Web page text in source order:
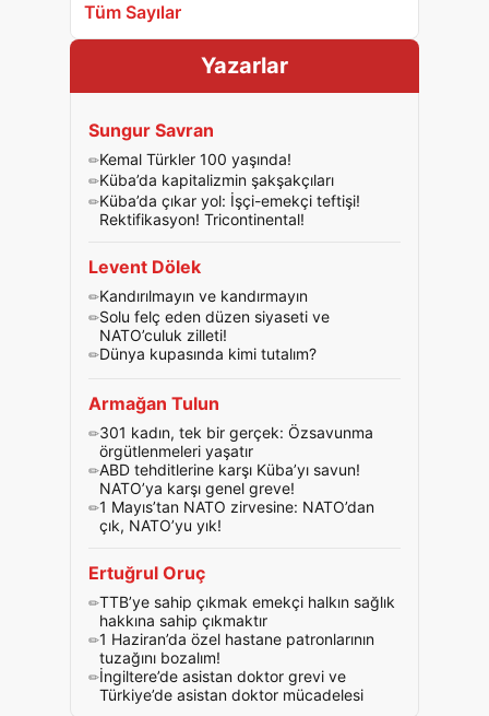
Tüm Sayılar
Yazarlar
Sungur Savran
Kemal Türkler 100 yaşında!
Küba’da kapitalizmin şakşakçıları
Küba’da çıkar yol: İşçi-emekçi teftişi!
Rektifikasyon! Tricontinental!
Levent Dölek
Kandırılmayın ve kandırmayın
Solu felç eden düzen siyaseti ve
NATO’culuk zilleti!
Dünya kupasında kimi tutalım?
Armağan Tulun
301 kadın, tek bir gerçek: Özsavunma
örgütlenmeleri yaşatır
ABD tehditlerine karşı Küba’yı savun!
NATO’ya karşı genel greve!
1 Mayıs’tan NATO zirvesine: NATO’dan
çık, NATO’yu yık!
Ertuğrul Oruç
TTB’ye sahip çıkmak emekçi halkın sağlık
hakkına sahip çıkmaktır
1 Haziran’da özel hastane patronlarının
tuzağını bozalım!
İngiltere’de asistan doktor grevi ve
Türkiye’de asistan doktor mücadelesi